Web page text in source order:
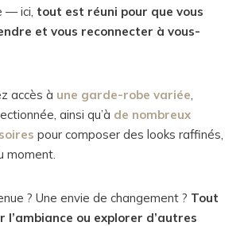
— ici, tout est réuni pour que vous
et vous reconnecter à vous-
accès à une garde-robe variée
ainsi qu’à de nombreux
pour composer des looks raffinés,
moment.
? Une envie de changement ? Tout
ou explorer d’autres